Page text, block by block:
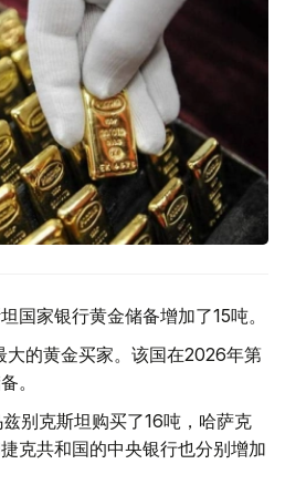
国家银行黄金储备增加了15吨。
的黄金买家。该国在2026年第
。
别克斯坦购买了16吨，哈萨克
克共和国的中央银行也分别增加